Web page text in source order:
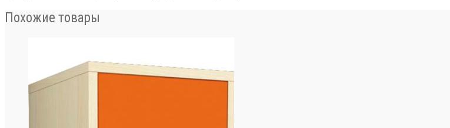
Похожие товары